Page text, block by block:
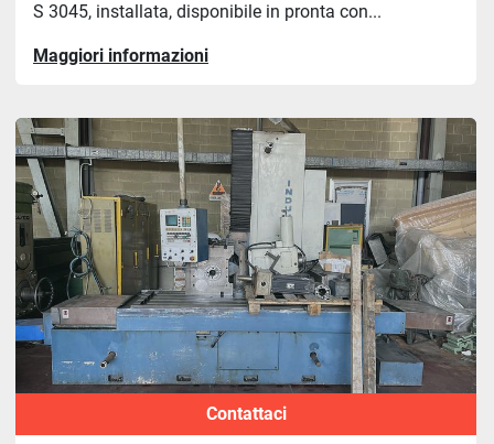
S 3045, installata, disponibile in pronta con...
Maggiori informazioni
Contattaci